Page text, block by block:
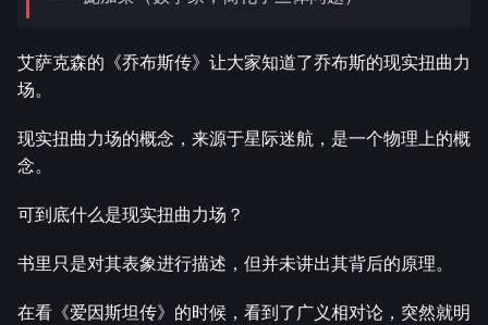
艾萨克森的《乔布斯传》让大家知道了乔布斯的现实扭曲力
场。
现实扭曲力场的概念，来源于星际迷航，是一个物理上的概
念。
可到底什么是现实扭曲力场？
书里只是对其表象进行描述，但并未讲出其背后的原理。
在看《爱因斯坦传》的时候，看到了广义相对论，突然就明